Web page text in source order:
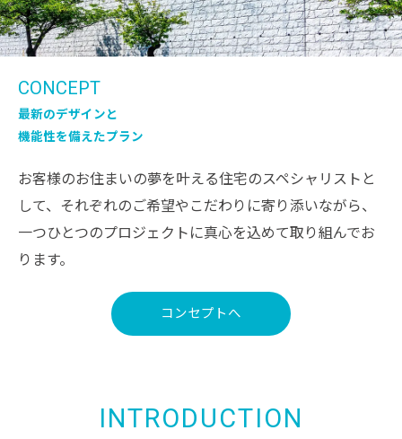
CONCEPT
最新のデザインと
機能性を備えたプラン
お客様のお住まいの夢を叶える住宅のスペシャリストと
して、それぞれのご希望やこだわりに寄り添いながら、
一つひとつのプロジェクトに真心を込めて取り組んでお
ります。
コンセプトへ
INTRODUCTION